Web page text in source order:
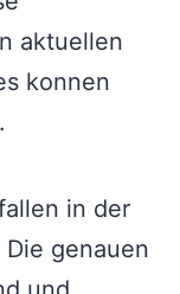
aktuellen
konnen
in der
genauen